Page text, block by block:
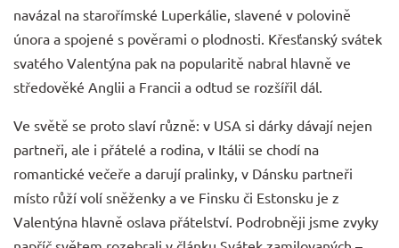
navázal na starořímské Luperkálie, slavené v polovině
února a spojené s pověrami o plodnosti. Křesťanský svátek
svatého Valentýna pak na popularitě nabral hlavně ve
středověké Anglii a Francii a odtud se rozšířil dál.
Ve světě se proto slaví různě: v USA si dárky dávají nejen
partneři, ale i přátelé a rodina, v Itálii se chodí na
romantické večeře a darují pralinky, v Dánsku partneři
místo růží volí sněženky a ve Finsku či Estonsku je z
Valentýna hlavně oslava přátelství. Podrobněji jsme zvyky